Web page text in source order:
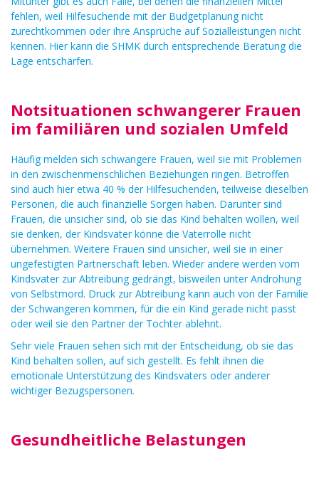
fehlen, weil Hilfesuchende mit der Budgetplanung nicht
zurechtkommen oder ihre Ansprüche auf Sozialleistungen nicht
kennen. Hier kann die SHMK durch entsprechende Beratung die
Lage entschärfen.
Notsituationen schwangerer Frauen
im familiären und sozialen Umfeld
Häufig melden sich schwangere Frauen, weil sie mit Problemen
in den zwischenmenschlichen Beziehungen ringen. Betroffen
sind auch hier etwa 40 % der Hilfesuchenden, teilweise dieselben
Personen, die auch finanzielle Sorgen haben. Darunter sind
Frauen, die unsicher sind, ob sie das Kind behalten wollen, weil
sie denken, der Kindsvater könne die Vaterrolle nicht
übernehmen. Weitere Frauen sind unsicher, weil sie in einer
ungefestigten Partnerschaft leben. Wieder andere werden vom
Kindsvater zur Abtreibung gedrängt, bisweilen unter Androhung
von Selbstmord. Druck zur Abtreibung kann auch von der Familie
der Schwangeren kommen, für die ein Kind gerade nicht passt
oder weil sie den Partner der Tochter ablehnt.
Sehr viele Frauen sehen sich mit der Entscheidung, ob sie das
Kind behalten sollen, auf sich gestellt. Es fehlt ihnen die
emotionale Unterstützung des Kindsvaters oder anderer
wichtiger Bezugspersonen.
Gesundheitliche Belastungen